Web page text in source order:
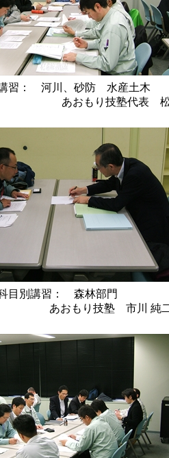
習： 河川、砂防 水産土木
技塾代表 松橋
目別講習： 森林部門
り技塾 市川 純